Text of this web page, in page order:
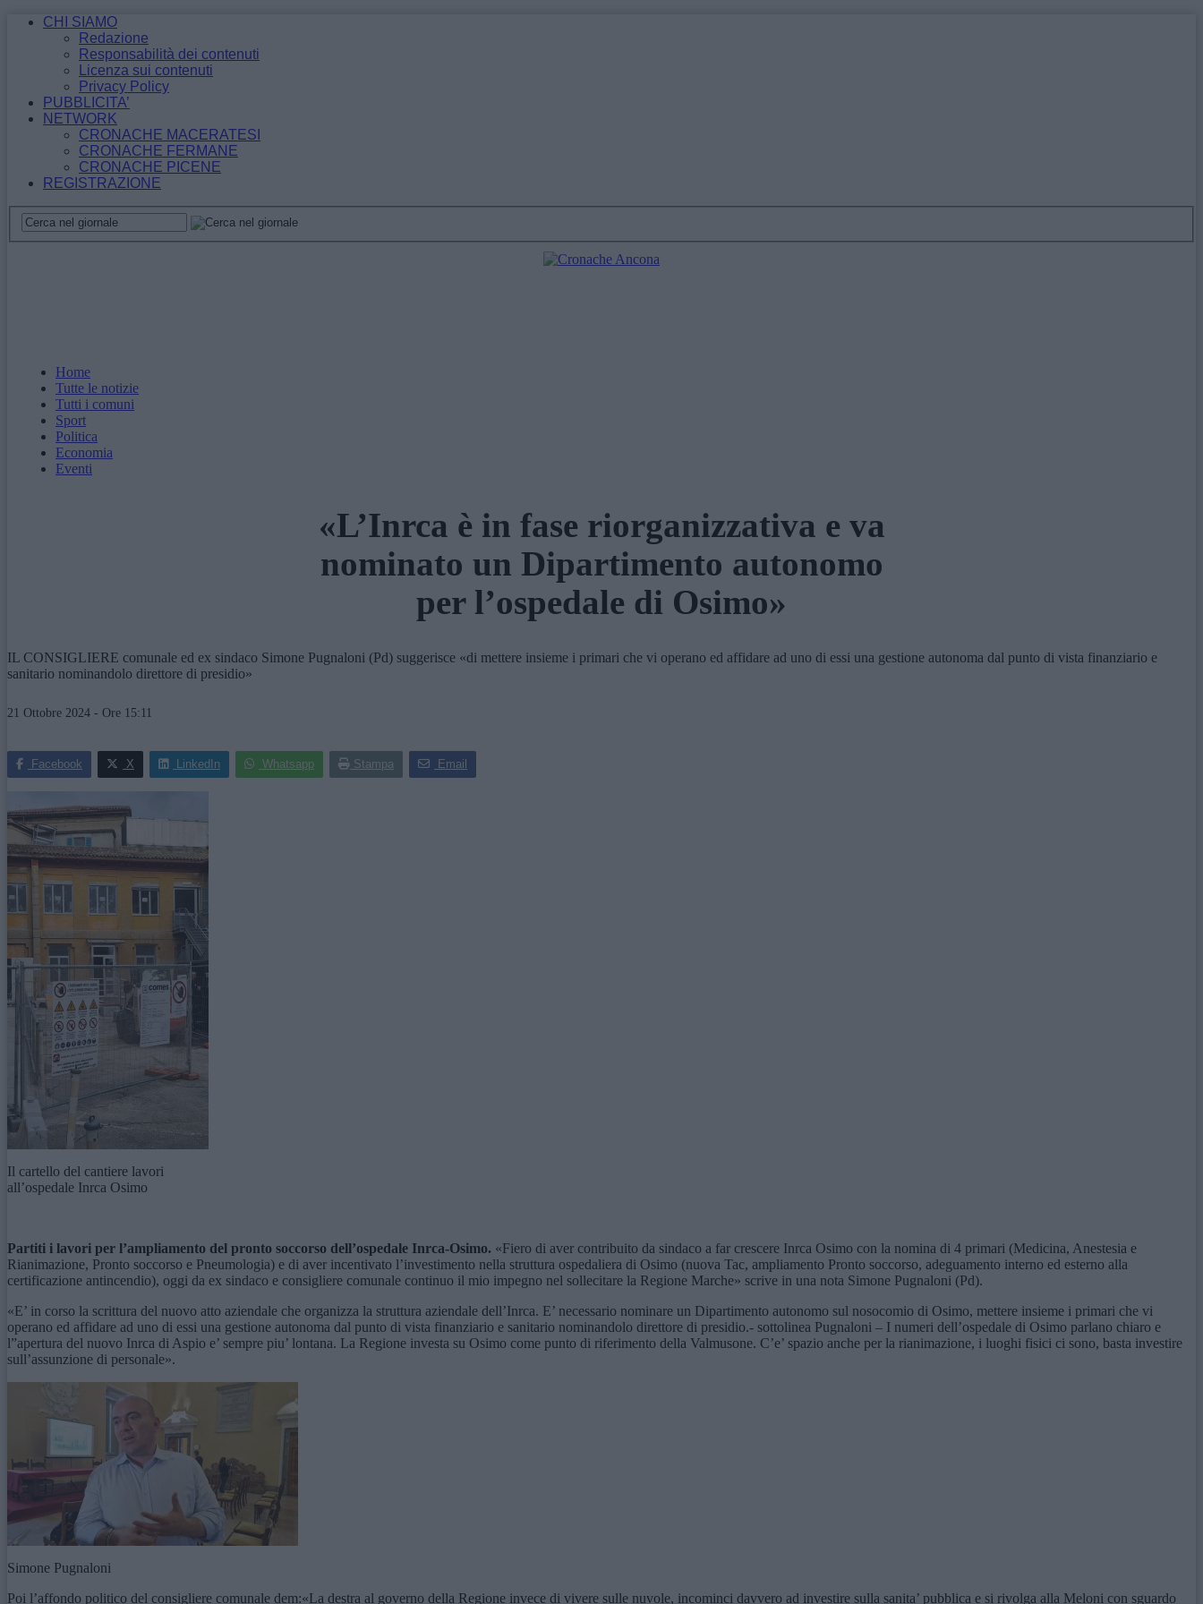
CHI SIAMO
Redazione
Responsabilità dei contenuti
Licenza sui contenuti
Privacy Policy
PUBBLICITA’
NETWORK
CRONACHE MACERATESI
CRONACHE FERMANE
CRONACHE PICENE
REGISTRAZIONE
Home
Tutte le notizie
Tutti i comuni
Sport
Politica
Economia
Eventi
«L’Inrca è in fase riorganizzativa e va
nominato un Dipartimento autonomo
per l’ospedale di Osimo»
IL CONSIGLIERE comunale ed ex sindaco Simone Pugnaloni (Pd) suggerisce «di mettere insieme i primari che vi operano ed affidare ad uno di essi una gestione autonoma dal punto di vista finanziario e
sanitario nominandolo direttore di presidio»
21 Ottobre 2024 - Ore 15:11
Facebook X LinkedIn Whatsapp Stampa Email
Il cartello del cantiere lavori
all’ospedale Inrca Osimo
Partiti i lavori per l’ampliamento del pronto soccorso dell’ospedale Inrca-Osimo. «Fiero di aver contribuito da sindaco a far crescere Inrca Osimo con la nomina di 4 primari (Medicina, Anestesia e
Rianimazione, Pronto soccorso e Pneumologia) e di aver incentivato l’investimento nella struttura ospedaliera di Osimo (nuova Tac, ampliamento Pronto soccorso, adeguamento interno ed esterno alla
certificazione antincendio), oggi da ex sindaco e consigliere comunale continuo il mio impegno nel sollecitare la Regione Marche» scrive in una nota Simone Pugnaloni (Pd).
«E’ in corso la scrittura del nuovo atto aziendale che organizza la struttura aziendale dell’Inrca. E’ necessario nominare un Dipartimento autonomo sul nosocomio di Osimo, mettere insieme i primari che vi
operano ed affidare ad uno di essi una gestione autonoma dal punto di vista finanziario e sanitario nominandolo direttore di presidio.- sottolinea Pugnaloni – I numeri dell’ospedale di Osimo parlano chiaro e
l”apertura del nuovo Inrca di Aspio e’ sempre piu’ lontana. La Regione investa su Osimo come punto di riferimento della Valmusone. C’e’ spazio anche per la rianimazione, i luoghi fisici ci sono, basta investire
sull’assunzione di personale».
Simone Pugnaloni
Poi l’affondo politico del consigliere comunale dem:«La destra al governo della Regione invece di vivere sulle nuvole, incominci davvero ad investire sulla sanita’ pubblica e si rivolga alla Meloni con sguardo